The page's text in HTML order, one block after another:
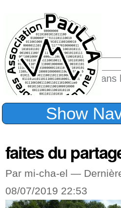
Chercher par
Seulement dans
Recherche
Show
faites du
Par mi-cha-el —
08/07/2019 22:53